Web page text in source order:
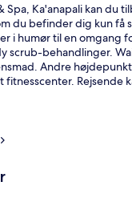
Spa, Ka'anapali kan
du befinder dig kun
i humør til en omgang
scrub-behandlinger.
Andre